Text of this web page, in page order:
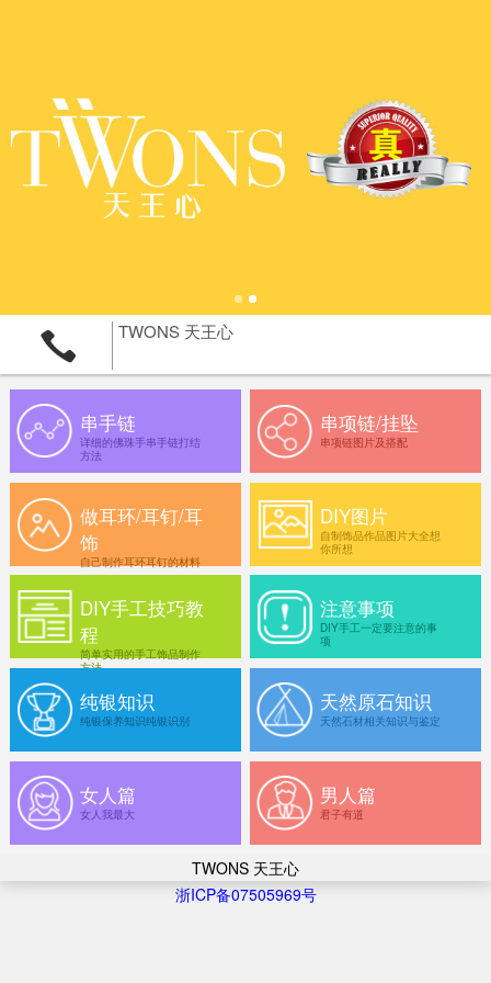
TWONS 天王心
串手链
详细的佛珠手串手链打结
方法
串项链/挂坠
串项链图片及搭配
做耳环/耳钉/耳
饰
自己制作耳环耳钉的材料
DIY图片
自制饰品作品图片大全想
你所想
DIY手工技巧教
程
简单实用的手工饰品制作
方法
注意事项
DIY手工一定要注意的事
项
纯银知识
纯银保养知识纯银识别
天然原石知识
天然石材相关知识与鉴定
女人篇
女人我最大
男人篇
君子有道
TWONS 天王心
浙ICP备07505969号